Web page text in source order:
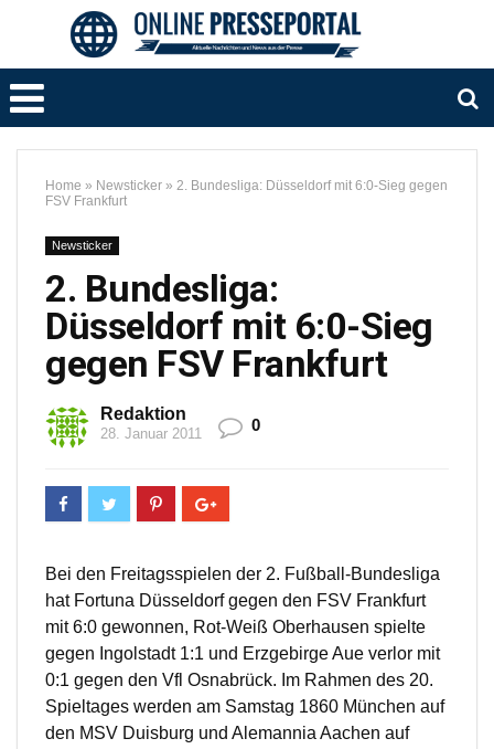
Home » Newsticker » 2. Bundesliga: Düsseldorf mit 6:0-Sieg gegen
FSV Frankfurt
Newsticker
2. Bundesliga:
Düsseldorf mit 6:0-Sieg
gegen FSV Frankfurt
Redaktion
28. Januar 2011 0
Bei den Freitagsspielen der 2. Fußball-Bundesliga
hat Fortuna Düsseldorf gegen den FSV Frankfurt
mit 6:0 gewonnen, Rot-Weiß Oberhausen spielte
gegen Ingolstadt 1:1 und Erzgebirge Aue verlor mit
0:1 gegen den Vfl Osnabrück. Im Rahmen des 20.
Spieltages werden am Samstag 1860 München auf
den MSV Duisburg und Alemannia Aachen auf